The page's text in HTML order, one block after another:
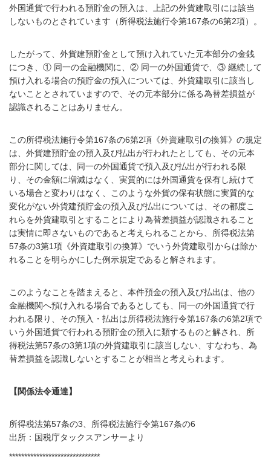
外国通貨で行われる預貯金の預入は、上記の外貨建取引には該当
しないものとされています（所得税法施行令第167条の6第2項）。
したがって、外貨建預貯金として預け入れていた元本部分の金銭
につき、① 同一の金融機関に、② 同一の外国通貨で、③ 継続して
預け入れる場合の預貯金の預入については、外貨建取引に該当し
ないこととされていますので、その元本部分に係る為替差損益が
認識されることはありません。
この所得税法施行令第167条の6第2項《外資建取引の換算》の規定
は、外貨建預貯金の預入及び払出が行われたとしても、その元本
部分に関しては、同一の外国通貨で預入及び払出が行われる限
り、その金額に増減はなく、実質的には外国通貨を保有し続けて
いる場合と変わりはなく、このような外貨の保有状態に実質的な
変化がない外貨建預貯金の預入及び払出については、その都度こ
れらを外貨建取引とすることにより為替差損益が認識されること
は実情に即さないものであると考えられることから、所得税法第
57条の3第1項《外資建取引の換算》でいう外貨建取引からは除か
れることを明らかにした例示規定であると解されます。
このようなことを踏まえると、本件預金の預入及び払出は、他の
金融機関へ預け入れる場合であるとしても、同一の外国通貨で行
われる限り、その預入・払出は所得税法施行令第167条の6第2項で
いう外国通貨で行われる預貯金の預入に類するものと解され、所
得税法第57条の3第1項の外貨建取引に該当しない、すなわち、為
替差損益を認識しないとすることが相当と考えられます。
【関係法令通達】
所得税法第57条の3、所得税法施行令第167条の6
出所：国税庁タックスアンサーより
******************************